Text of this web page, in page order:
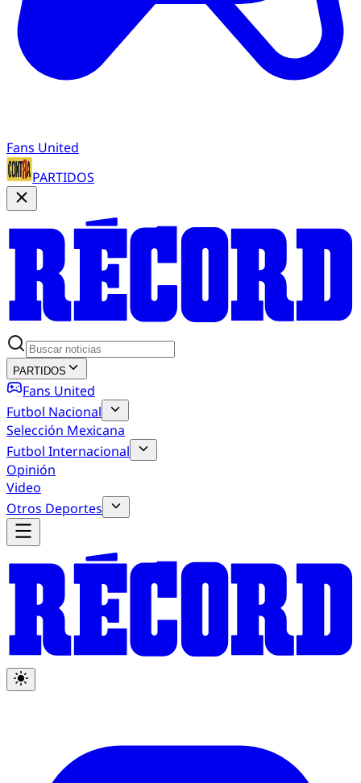
Fans United
PARTIDOS
PARTIDOS
Fans United
Futbol Nacional
Selección Mexicana
Futbol Internacional
Opinión
Video
Otros Deportes